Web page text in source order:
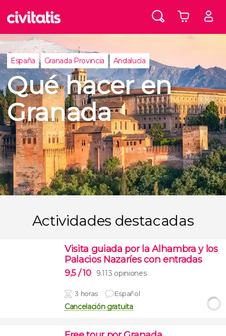
España Granada Provincia Andalucía
Qué hacer en
Granada
Actividades destacadas
Visita guiada por la Alhambra y los
Palacios Nazaríes con entradas
9,5 / 10 9.113 opiniones
3 horas Español
Cancelación gratuita